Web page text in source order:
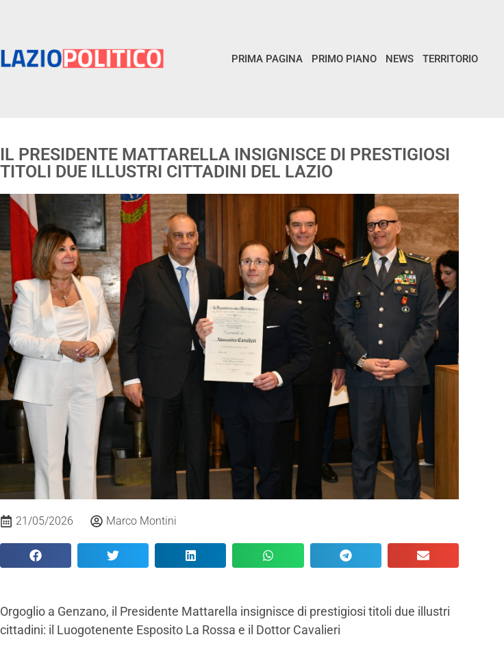
PRIMA PAGINA PRIMO PIANO NEWS TERRITORIO
IL PRESIDENTE MATTARELLA INSIGNISCE DI PRESTIGIOSI
TITOLI DUE ILLUSTRI CITTADINI DEL LAZIO
21/05/2026 Marco Montini
Orgoglio a Genzano, il Presidente Mattarella insignisce di prestigiosi titoli due illustri
cittadini: il Luogotenente Esposito La Rossa e il Dottor Cavalieri